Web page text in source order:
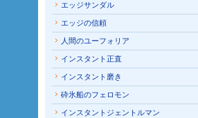
エッジサンダル
エッジの信頼
人間のユーフォリア
インスタント正直
インスタント磨き
砕氷船のフェロモン
インスタントジェントルマン